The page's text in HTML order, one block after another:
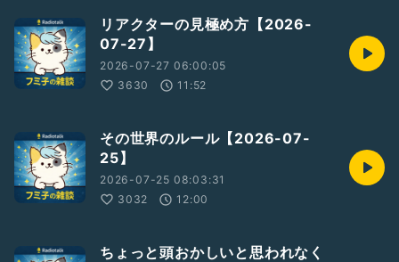
リアクターの見極め方【2026-
07-27】
2026-07-27 06:00:05
3630
11:52
その世界のルール【2026-07-
25】
2026-07-25 08:03:31
3032
12:00
ちょっと頭おかしいと思われなく